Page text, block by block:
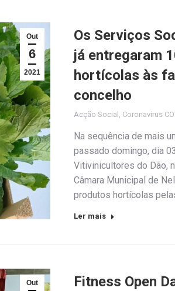
Out
6
2021
Os Serviços
já entregaram
hortícolas às
concelho
Acção Social Coronavirus
Na sequência de mais
passado domingo, dia
Vitivinicultores do Dão,
Câmara Municipal de
produtos hortícolas
Ler mais
Out
Fitness Open